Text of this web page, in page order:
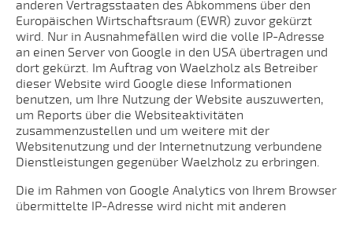
anderen Vertragsstaaten des Abkommens über den
Europäischen Wirtschaftsraum (EWR) zuvor gekürzt
wird. Nur in Ausnahmefällen wird die volle IP-Adresse
an einen Server von Google in den USA übertragen und
dort gekürzt. Im Auftrag von Waelzholz als Betreiber
dieser Website wird Google diese Informationen
benutzen, um Ihre Nutzung der Website auszuwerten,
um Reports über die Websiteaktivitäten
zusammenzustellen und um weitere mit der
Websitenutzung und der Internetnutzung verbundene
Dienstleistungen gegenüber Waelzholz zu erbringen.
Die im Rahmen von Google Analytics von Ihrem Browser
übermittelte IP-Adresse wird nicht mit anderen